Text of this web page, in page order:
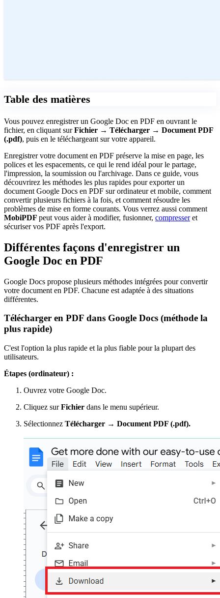
Table des matières
Vous pouvez enregistrer un Google Doc en PDF en ouvrant le
fichier, en cliquant surFichier → Télécharger → Document PDF
(.pdf), puis en le téléchargeant sur votre appareil.
Enregistrer votre document en PDF préserve la mise en page, les
polices et les espacements, ce qui le rend idéal pour le partage,
l'impression, la soumission ou l'archivage. Dans ce guide, vous
découvrirez les méthodes les plus rapides pour exporter un
document Google Docs en PDF sur ordinateur et mobile, comment
convertir plusieurs fichiers à la fois, et comment résoudre les
problèmes de mise en forme courants. Vous verrez aussi comment
MobiPDF peut vous aider à modifier, fusionner, compresseret
sécuriser vos PDF après l'export.
Différentes façons d'enregistrer un
Google Doc en PDF
Google Docs propose plusieurs méthodes intégrées pour convertir
votre document en PDF. Chacune est adaptée à des situations
différentes.
Télécharger en PDF dans Google Docs (méthode la
plus rapide)
C'est l'option la plus rapide et la plus fiable pour la plupart des
utilisateurs.
Étapes (ordinateur) :
Ouvrez votre Google Doc.
Cliquez surFichier dans le menu supérieur.
Sélectionnez Télécharger → Document PDF (.pdf).